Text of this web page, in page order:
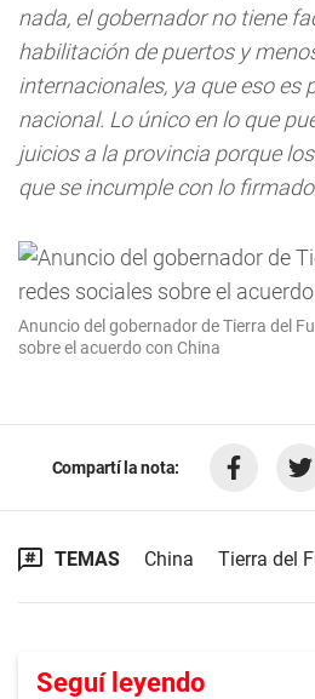
nada, el gobernador no tiene
habilitación de puertos y
internacionales, ya que eso es
nacional. Lo único en lo que
juicios a la provincia porque
que se incumple con lo firmado
Anuncio del gobernador de Tierra del
sobre el acuerdo con China
Compartí la nota:
TEMAS China Tierra del
Seguí leyendo